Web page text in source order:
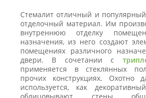
Стемалит отличный и
отделочный материал. Им
внутреннюю отделку
назначения, из него создают
помещениях различного
двери. В сочетании с
применяется в стеклянных
прочих конструкциях. Охотно
используется, как